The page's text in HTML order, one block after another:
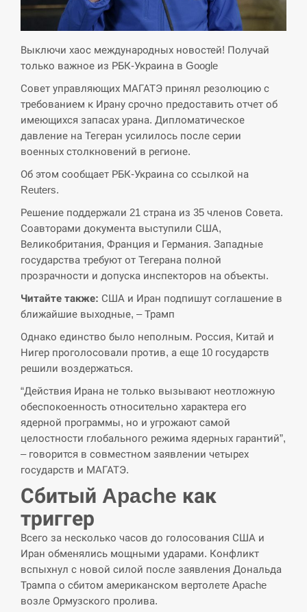
СЕРПЕНЬ
14:53
Экс-послу в США Стефанишиной вручили новое
подозрение и избирают меру…
СЕРПЕНЬ
У Росії розгортається ракетний підрозділ КНДР –
Reuters
СЕРПЕНЬ
14:23
хотя у партнеров они…
СЕРПЕНЬ
14:10
У Румунії затоплять чотири баржі для
В Москве пожаловались на “кратный рост” атак
дронов Украины
СЕРПЕНЬ
13:40
Біля українського літака в аеропорту Лейпцига
виявили дрон, ймовірно, з…
СЕРПЕНЬ
13:23
“Они должны быть уничтожены”: в МИДе
ответили, как отреагируют на…
СЕРПЕНЬ
13:10
Тайвань проводить найбільші військові
навчання на тлі загрози вторгнення з…
Выключи хаос международных новостей! Получай
только важное из РБК-Украина в Google
Совет управляющих МАГАТЭ принял резолюцию с
требованием к Ирану срочно предоставить отчет об
имеющихся запасах урана. Дипломатическое
давление на Тегеран усилилось после серии
военных столкновений в регионе.
Об этом сообщает РБК-Украина со ссылкой на
Reuters.
Решение поддержали 21 страна из 35 членов Совета.
Соавторами документа выступили США,
Великобритания, Франция и Германия. Западные
государства требуют от Тегерана полной
прозрачности и допуска инспекторов на объекты.
Читайте также: США и Иран подпишут соглашение в
ближайшие выходные, – Трамп
Однако единство было неполным. Россия, Китай и
Нигер проголосовали против, а еще 10 государств
решили воздержаться.
“Действия Ирана не только вызывают неотложную
обеспокоенность относительно характера его
ядерной программы, но и угрожают самой
целостности глобального режима ядерных гарантий”,
– говорится в совместном заявлении четырех
государств и МАГАТЭ.
Сбитый Apache как
триггер
Всего за несколько часов до голосования США и
Иран обменялись мощными ударами. Конфликт
вспыхнул с новой силой после заявления Дональда
Трампа о сбитом американском вертолете Apache
возле Ормузского пролива.